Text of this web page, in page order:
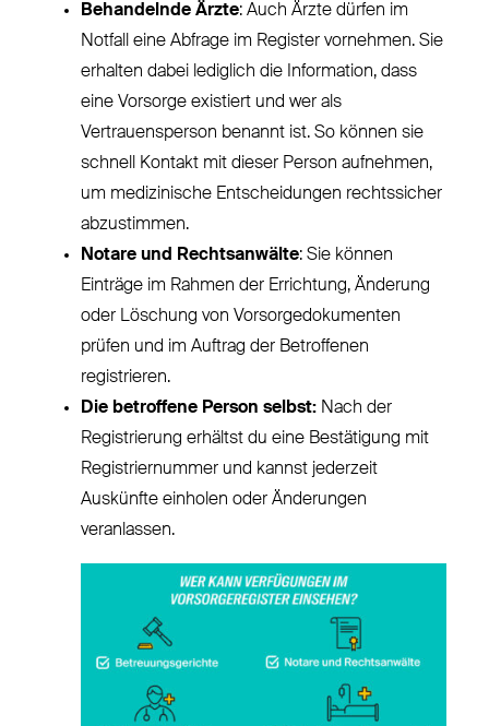
Behandelnde Ärzte: Auch Ärzte dürfen im
Notfall eine Abfrage im Register vornehmen. Sie
erhalten dabei lediglich die Information, dass
eine Vorsorge existiert und wer als
Vertrauensperson benannt ist. So können sie
schnell Kontakt mit dieser Person aufnehmen,
um medizinische Entscheidungen rechtssicher
abzustimmen.
Notare und Rechtsanwälte: Sie können
Einträge im Rahmen der Errichtung, Änderung
oder Löschung von Vorsorgedokumenten
prüfen und im Auftrag der Betroffenen
registrieren.
Die betroffene Person selbst: Nach der
Registrierung erhältst du eine Bestätigung mit
Registriernummer und kannst jederzeit
Auskünfte einholen oder Änderungen
veranlassen.